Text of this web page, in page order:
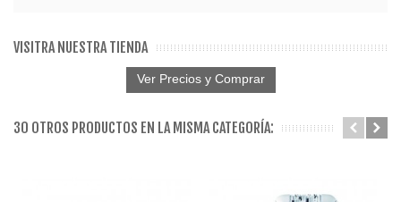
VISITRA NUESTRA TIENDA
Ver Precios y Comprar
30 OTROS PRODUCTOS EN LA MISMA CATEGORÍA: